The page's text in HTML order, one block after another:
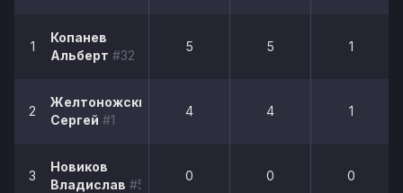
1
Копанев
Альберт #32
5 5 1
2
Желтоножский
Сергей #1
4 4 1
3
Новиков
Владислав #58
0 0 0